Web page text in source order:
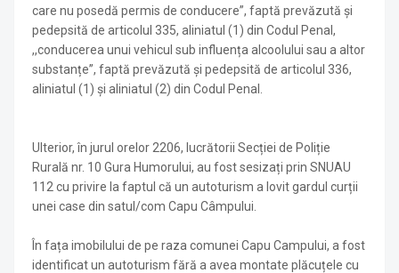
care nu posedă permis de conducere”, faptă prevăzută și
pedepsită de articolul 335, aliniatul (1) din Codul Penal,
,,conducerea unui vehicul sub influența alcoolului sau a altor
substanțe”, faptă prevăzută și pedepsită de articolul 336,
aliniatul (1) și aliniatul (2) din Codul Penal.
Ulterior, în jurul orelor 2206, lucrătorii Secției de Poliție
Rurală nr. 10 Gura Humorului, au fost sesizați prin SNUAU
112 cu privire la faptul că un autoturism a lovit gardul curții
unei case din satul/com Capu Câmpului.
În fața imobilului de pe raza comunei Capu Campului, a fost
identificat un autoturism fără a avea montate plăcuțele cu